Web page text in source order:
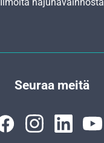
Seuraa meitä